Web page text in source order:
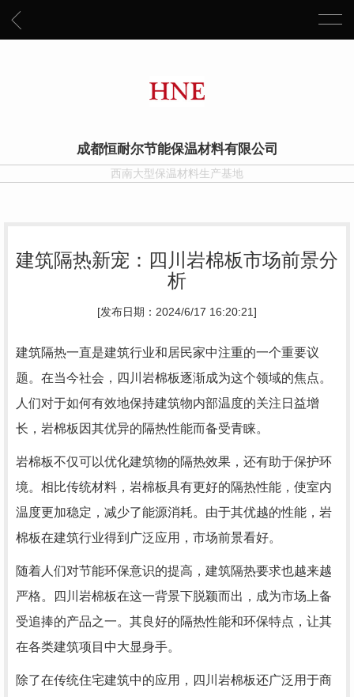
成都恒耐尔节能保温材料有限公司
西南大型保温材料生产基地
建筑隔热新宠：四川岩棉板市场前景分
析
[发布日期：2024/6/17 16:20:21]
建筑隔热一直是建筑行业和居民家中注重的一个重要议
题。在当今社会，四川岩棉板逐渐成为这个领域的焦点。
人们对于如何有效地保持建筑物内部温度的关注日益增
长，岩棉板因其优异的隔热性能而备受青睐。
岩棉板不仅可以优化建筑物的隔热效果，还有助于保护环
境。相比传统材料，岩棉板具有更好的隔热性能，使室内
温度更加稳定，减少了能源消耗。由于其优越的性能，岩
棉板在建筑行业得到广泛应用，市场前景看好。
随着人们对节能环保意识的提高，建筑隔热要求也越来越
严格。四川岩棉板在这一背景下脱颖而出，成为市场上备
受追捧的产品之一。其良好的隔热性能和环保特点，让其
在各类建筑项目中大显身手。
除了在传统住宅建筑中的应用，四川岩棉板还广泛用于商